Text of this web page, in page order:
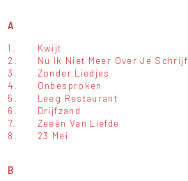
A
1. Kwijt
2.
Nu Ik Niet Meer Over Je Schrijf
3.
Zonder Liedjes
4.
Onbesproken
5.
Leeg Restaurant
6.
Drijfzand
7.
Zeeën Van Liefde
8.
23 Mei
B